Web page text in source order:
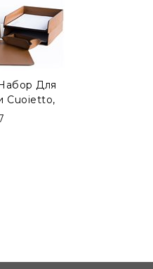
Для
Cuoietto,
Табак